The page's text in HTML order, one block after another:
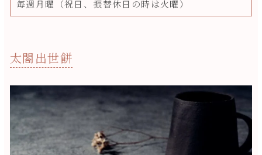
毎週月曜（祝日、振替休日の時は火曜）
太閤出世餅